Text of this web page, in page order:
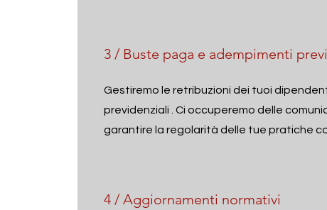
3 / Buste paga e adempimenti
​Gestiremo le retribuzioni dei tuoi
previdenziali . Ci occuperemo delle
garantire la regolarità delle tue pratiche
4 / Aggiornamenti normativi